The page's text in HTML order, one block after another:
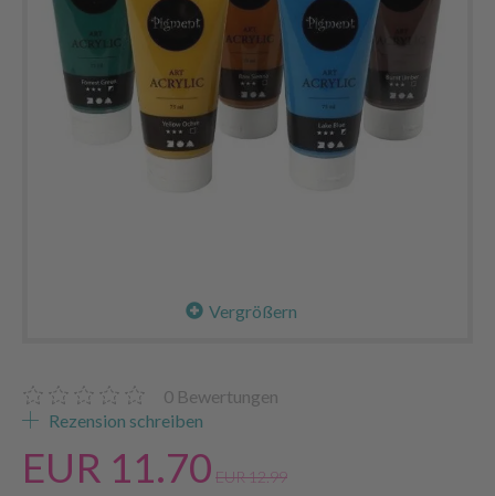
Vergrößern
0 Bewertungen
Rezension schreiben
EUR 11.70 EUR 12.99